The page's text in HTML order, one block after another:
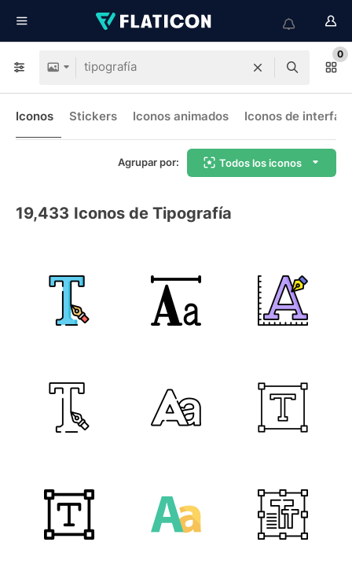
0
Iconos Stickers Iconos animados Iconos de interfaz
Agrupar por: Todos los iconos
19,433 Iconos de Tipografía